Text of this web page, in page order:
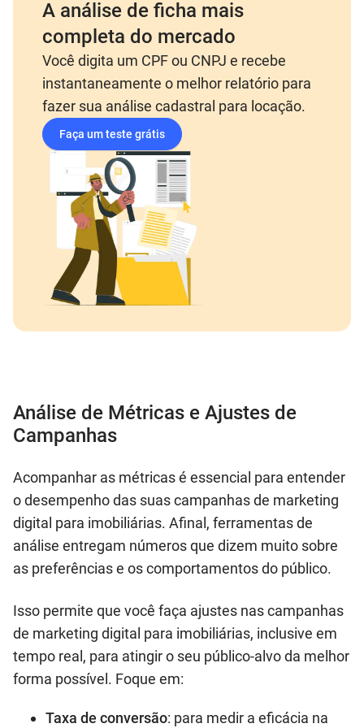
A análise de ficha mais
completa do mercado
Você digita um CPF ou CNPJ e recebe
instantaneamente o melhor relatório para
fazer sua análise cadastral para locação.
Faça um teste grátis
Análise de Métricas e Ajustes de
Campanhas
Acompanhar as métricas é essencial para entender
o desempenho das suas campanhas de marketing
digital para imobiliárias. Afinal, ferramentas de
análise entregam números que dizem muito sobre
as preferências e os comportamentos do público.
Isso permite que você faça ajustes nas campanhas
de marketing digital para imobiliárias, inclusive em
tempo real, para atingir o seu público-alvo da melhor
forma possível. Foque em:
Taxa de conversão: para medir a eficácia na